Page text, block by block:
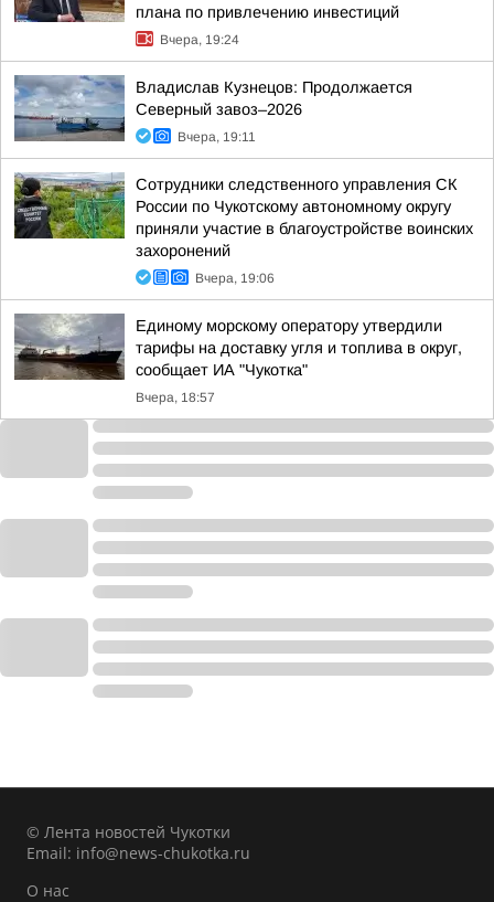
плана по привлечению инвестиций
Вчера, 19:24
Владислав Кузнецов: Продолжается
Северный завоз–2026
Вчера, 19:11
Сотрудники следственного управления СК
России по Чукотскому автономному округу
приняли участие в благоустройстве воинских
захоронений
Вчера, 19:06
Единому морскому оператору утвердили
тарифы на доставку угля и топлива в округ,
сообщает ИА "Чукотка"
Вчера, 18:57
© Лента новостей Чукотки
Email: info@news-chukotka.ru
О нас